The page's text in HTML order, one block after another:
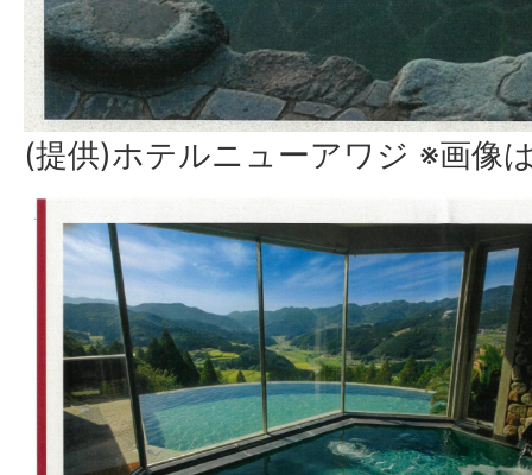
(提供)ホテルニューアワジ ※画像